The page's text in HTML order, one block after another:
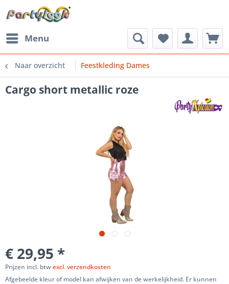
Menu
Naar overzicht Feestkleding Dames
Cargo short metallic roze
€ 29,95 *
Prijzen incl. btwexcl. verzendkosten
Afgebeelde kleur of model kan afwijken van de werkelijkheid. Er kunnen